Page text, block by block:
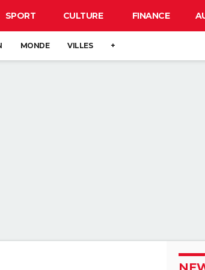
SPORT CULTURE FINANCE
MONDE VILLES +